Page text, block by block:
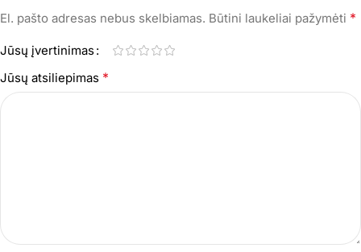
El. pašto adresas nebus skelbiamas. Būtini laukeliai pažymėti *
Jūsų įvertinimas
Jūsų atsiliepimas *